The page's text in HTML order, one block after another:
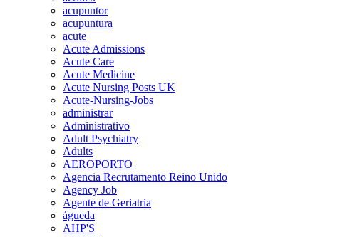
acupuntor
acupuntura
acute
Acute Admissions
Acute Care
Acute Medicine
Acute Nursing Posts UK
Acute-Nursing-Jobs
administrar
Administrativo
Adult Psychiatry
Adults
AEROPORTO
Agencia Recrutamento Reino Unido
Agency Job
Agente de Geriatria
águeda
AHP'S